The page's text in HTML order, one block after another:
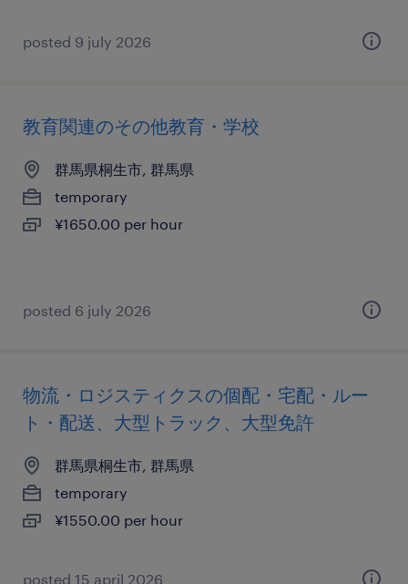
posted 9 july 2026
教育関連のその他教育・学校
群馬県桐生市, 群馬県
temporary
¥1650.00 per hour
posted 6 july 2026
物流・ロジスティクスの個配・宅配・ルー
ト・配送、大型トラック、大型免許
群馬県桐生市, 群馬県
temporary
¥1550.00 per hour
posted 15 april 2026